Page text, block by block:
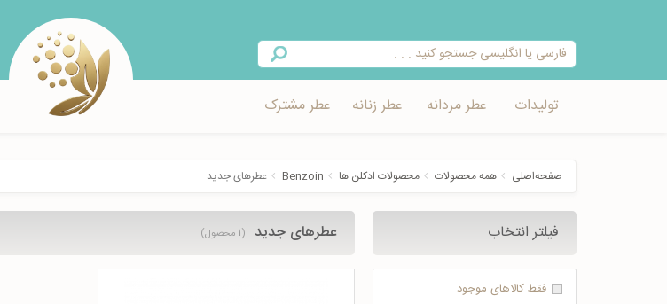
تولیدات عطر مردانه عطر زنانه عطر مشترک
صفحه‌اصلی همه محصولات محصولات ادکلن ها Benzoin عطرهای جدید
فیلتر انتخاب
فقط کالاهای موجود
عطرهای جدید (۱ محصول)